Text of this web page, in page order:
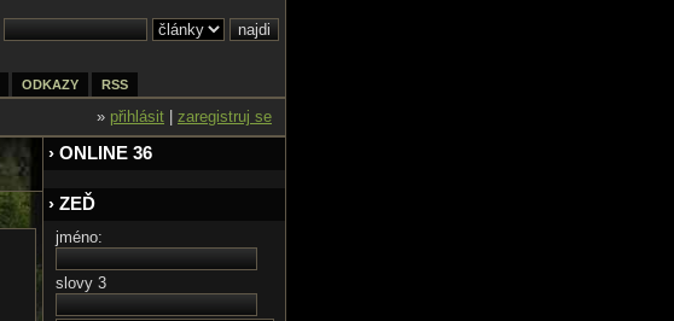
ODKAZY RSS
» přihlásit zaregistruj se
› ONLINE 36
› ZEĎ
jméno:
slovy 3